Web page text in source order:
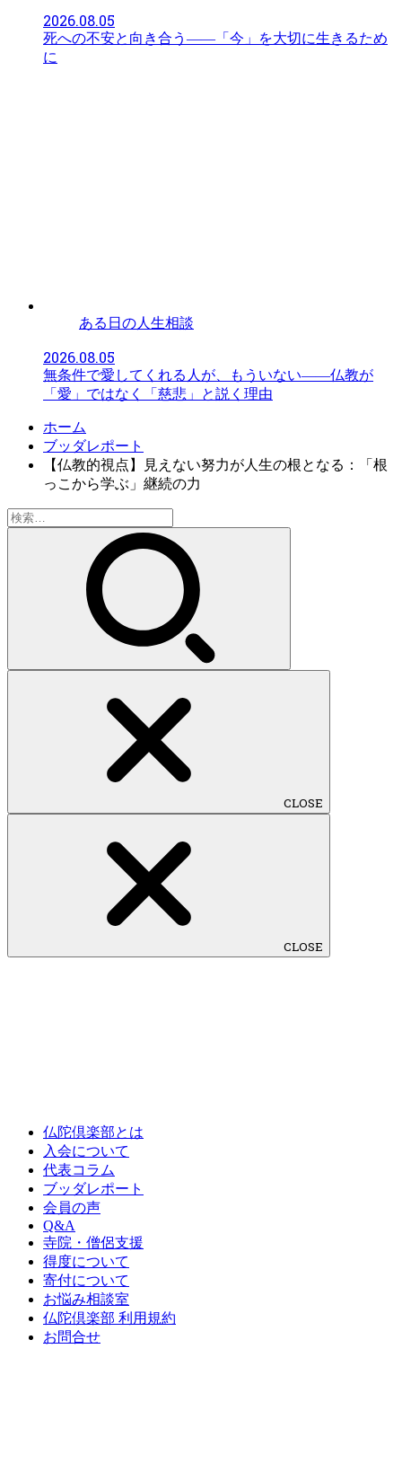
2026.08.05
死への不安と向き合う――「今」を大切に生きるため
に
ある日の人生相談
2026.08.05
無条件で愛してくれる人が、もういない——仏教が
「愛」ではなく「慈悲」と説く理由
ホーム
ブッダレポート
【仏教的視点】見えない努力が人生の根となる：「根
っこから学ぶ」継続の力
検
索:
CLOSE
CLOSE
仏陀倶楽部とは
入会について
代表コラム
ブッダレポート
会員の声
Q&A
寺院・僧侶支援
得度について
寄付について
お悩み相談室
仏陀倶楽部 利用規約
お問合せ